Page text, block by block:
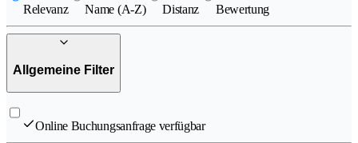
Relevanz Name (A-Z) Distanz Bewertung
Allgemeine Filter
Online Buchungsanfrage verfügbar